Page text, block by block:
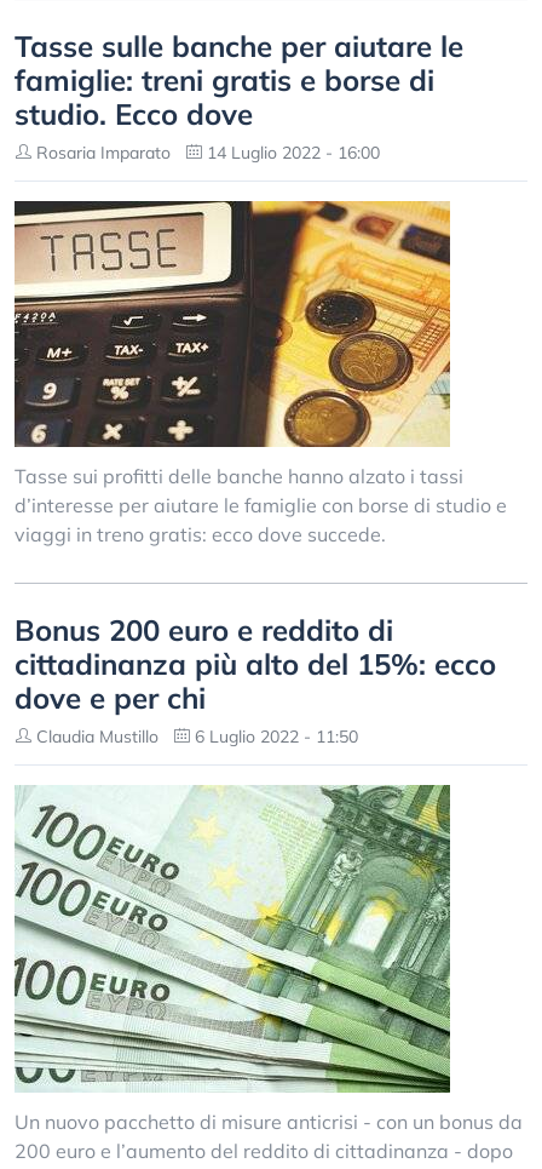
Tasse sulle banche per aiutare le
famiglie: treni gratis e borse di
studio. Ecco dove
Rosaria Imparato 14 Luglio 2022 - 16:00
Tasse sui profitti delle banche hanno alzato i tassi
d’interesse per aiutare le famiglie con borse di studio e
viaggi in treno gratis: ecco dove succede.
Bonus 200 euro e reddito di
cittadinanza più alto del 15%: ecco
dove e per chi
Claudia Mustillo 6 Luglio 2022 - 11:50
Un nuovo pacchetto di misure anticrisi - con un bonus da
200 euro e l’aumento del reddito di cittadinanza - dopo